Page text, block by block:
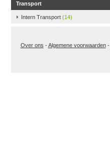
Transport
Intern Transport (14)
Over ons -Algemene voorwaarden-